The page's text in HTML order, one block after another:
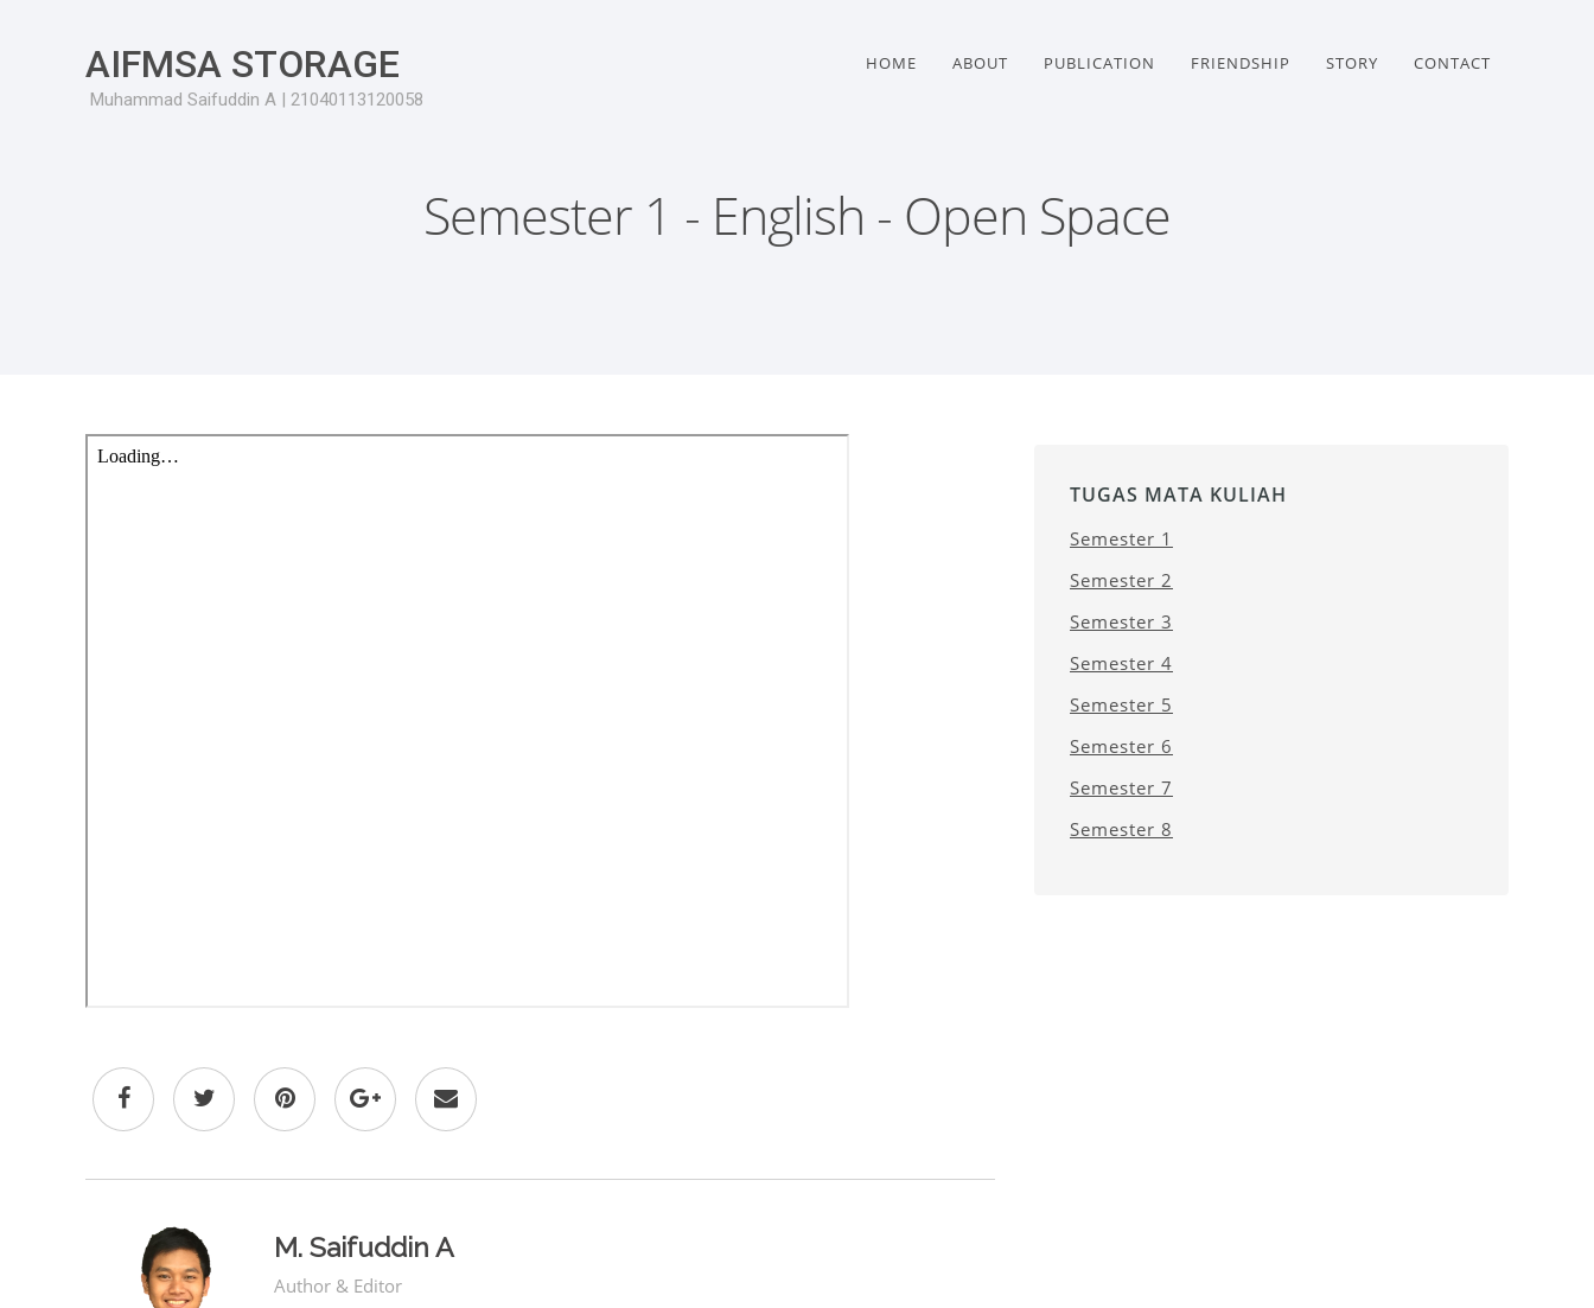
AIFMSA STORAGE
Muhammad Saifuddin A | 21040113120058
HOME ABOUT PUBLICATION FRIENDSHIP STORY CONTACT
Semester 1 - English - Open Space
M. Saifuddin A
Author & Editor
TUGAS MATA KULIAH
Semester 1
Semester 2
Semester 3
Semester 4
Semester 5
Semester 6
Semester 7
Semester 8